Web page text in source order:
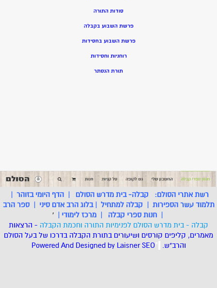
סודות התורה
פרשת השבוע בקבלה
פרשת השבוע בחסידות
רוחניות וחסידות
תורת הנסתר
רשת אתרי הסולם: קבלה- בית מדרש הסולם |הדף היומי בזוהר |
תלמוד עשר הספירות | קבלה למתחיל |בלוג הרב אדם סיני |ספר הרב
| חנות ספרי קבלה | מרכז לימודי |
'
קבלה - בית מדרש הסולם לפנימיות התורה וחכמת הקבלה - הרצאות
מאמרים, קליפים קורסים ושיעורים בתורת הקבלה בדרכו של בעל הסולם
והרב"ש. *
Powered And Designed by LaisnerSEO